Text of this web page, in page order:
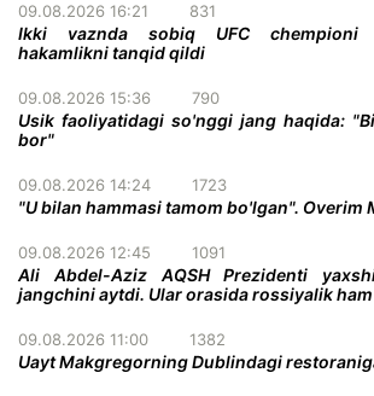
09.08.2026 16:21 831
Ikki vaznda sobiq UFC chempioni
hakamlikni tanqid qildi
09.08.2026 15:36 790
Usik faoliyatidagi so'nggi jang haqida:
bor"
09.08.2026 14:24 1723
"U bilan hammasi tamom bo'lgan". Overim
09.08.2026 12:45 1091
Ali Abdel-Aziz AQSH Prezidenti
jangchini aytdi. Ular orasida rossiyalik
09.08.2026 11:00 1382
Uayt Makgregorning Dublindagi